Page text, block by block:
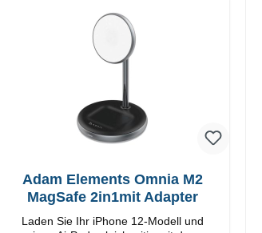
Adam Elements Omnia M2
MagSafe 2in1mit Adapter
Laden Sie Ihr iPhone 12-Modell und